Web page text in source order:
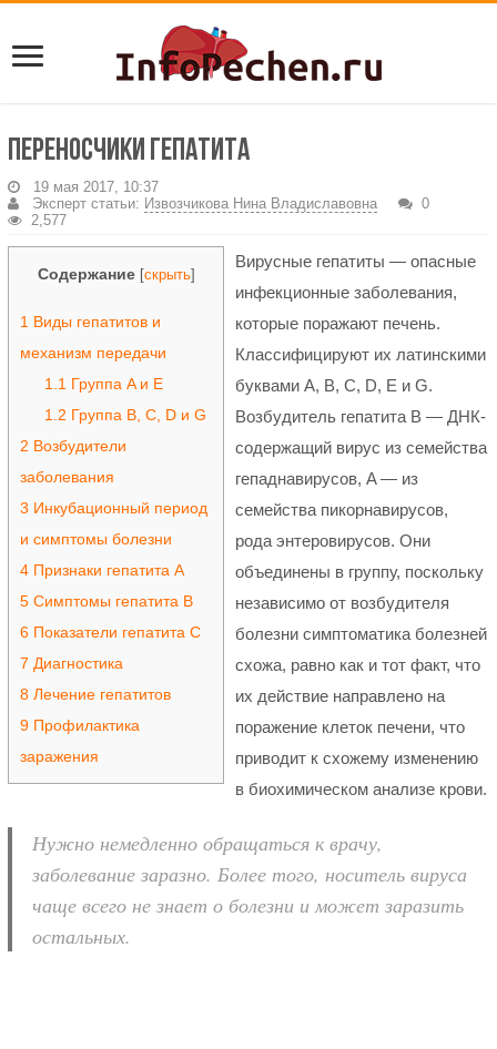
Переносчики гепатита
19 мая 2017, 10:37
Эксперт статьи: Извозчикова Нина Владиславовна
0
2,577
Содержание [скрыть]
1 Виды гепатитов и
механизм передачи
1.1Группа A и E
1.2 Группа В, С, D и G
2 Возбудители
заболевания
3 Инкубационный период
и симптомы болезни
4 Признаки гепатита A
5 Симптомы гепатита B
6 Показатели гепатита С
7 Диагностика
8 Лечение гепатитов
9 Профилактика
заражения
Вирусные гепатиты — опасные
инфекционные заболевания,
которые поражают печень.
Классифицируют их латинскими
буквами A, B, C, D, E и G.
Возбудитель гепатита В — ДНК-
содержащий вирус из семейства
гепаднавирусов, A — из
семейства пикорнавирусов,
рода энтеровирусов. Они
объединены в группу, поскольку
независимо от возбудителя
болезни симптоматика болезней
схожа, равно как и тот факт, что
их действие направлено на
поражение клеток печени, что
приводит к схожему изменению
в биохимическом анализе крови.
Нужно немедленно обращаться к врачу,
заболевание заразно. Более того, носитель вируса
чаще всего не знает о болезни и может заразить
остальных.